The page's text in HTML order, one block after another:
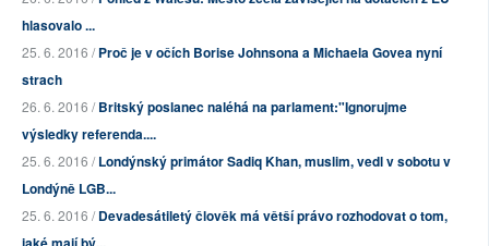
hlasovalo ...
25. 6. 2016 /Proč je v očích Borise Johnsona a Michaela Govea nyní
strach
26. 6. 2016 /Britský poslanec naléhá na parlament:"Ignorujme
výsledky referenda....
25. 6. 2016 /Londýnský primátor Sadiq Khan, muslim, vedl v sobotu v
Londýně LGB...
25. 6. 2016 /Devadesátiletý člověk má větší právo rozhodovat o tom,